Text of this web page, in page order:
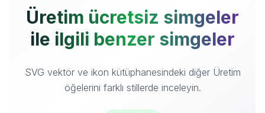
Üretim ücretsiz simgeler
ile ilgili benzer simgeler
SVG vektör ve ikon kütüphanesindeki diğer Üretim
öğelerini farklı stillerde inceleyin.